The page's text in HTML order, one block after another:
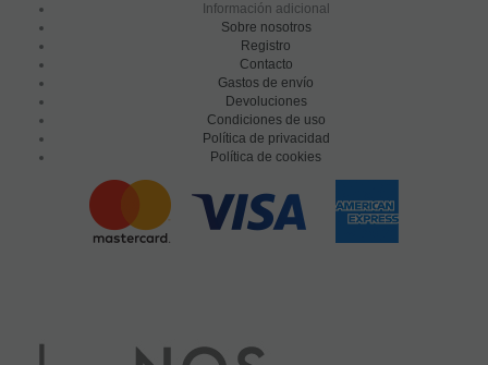
Información adicional
Sobre nosotros
Registro
Contacto
Gastos de envío
Devoluciones
Condiciones de uso
Política de privacidad
Política de cookies